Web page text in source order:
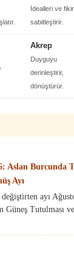
İdealleri ve
sabitleştirir.
Akrep
Duyguyu
derinleştirir,
dönüştürür.
Aslan Burcunda
Ayı
ayı
Güneş Tutulması